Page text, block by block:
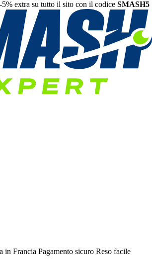
extra su tutto il sito con il codice SMASH5
in Francia Pagamento sicuro Reso facile